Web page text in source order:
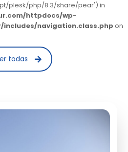
plesk/php/8.3/share/pear') in
httpdocs/wp-
navigation.class.php on
todas